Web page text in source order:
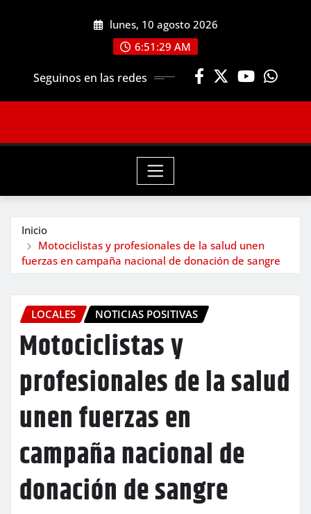
lunes, 10 agosto 2026
6:51:31 AM
Seguinos en las redes
Inicio
Motociclistas y profesionales de la salud unen
fuerzas en campaña nacional de donación de sangre
LOCALES NOTICIAS POSITIVAS
Motociclistas y
profesionales de la salud
unen fuerzas en
campaña nacional de
donación de sangre